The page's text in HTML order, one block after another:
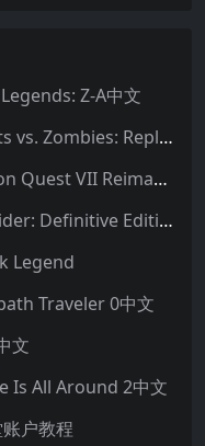
Z-A中文
植物大战僵尸：重植版|Plants vs. Zombies: Replanted中文
勇者斗恶龙7：重制版|Dragon Quest VII Reimagined中文
古墓丽影：决定版|Tomb Raider: Definitive Edition中文
Legend
Traveler 0中文
文
Is All Around 2中文
户教程